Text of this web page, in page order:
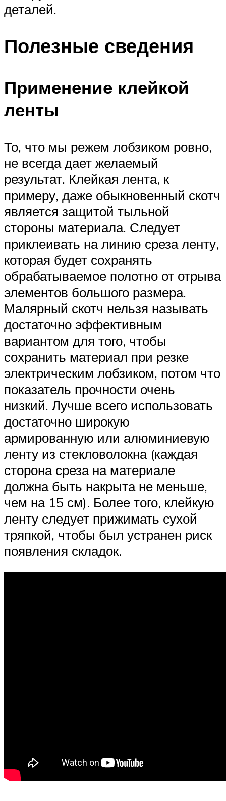
деталей.
Полезные сведения
Применение клейкой
ленты
То, что мы режем лобзиком ровно,
не всегда дает желаемый
результат. Клейкая лента, к
примеру, даже обыкновенный скотч
является защитой тыльной
стороны материала. Следует
приклеивать на линию среза ленту,
которая будет сохранять
обрабатываемое полотно от отрыва
элементов большого размера.
Малярный скотч нельзя называть
достаточно эффективным
вариантом для того, чтобы
сохранить материал при резке
электрическим лобзиком, потом что
показатель прочности очень
низкий. Лучше всего использовать
достаточно широкую
армированную или алюминиевую
ленту из стекловолокна (каждая
сторона среза на материале
должна быть накрыта не меньше,
чем на 15 см). Более того, клейкую
ленту следует прижимать сухой
тряпкой, чтобы был устранен риск
появления складок.